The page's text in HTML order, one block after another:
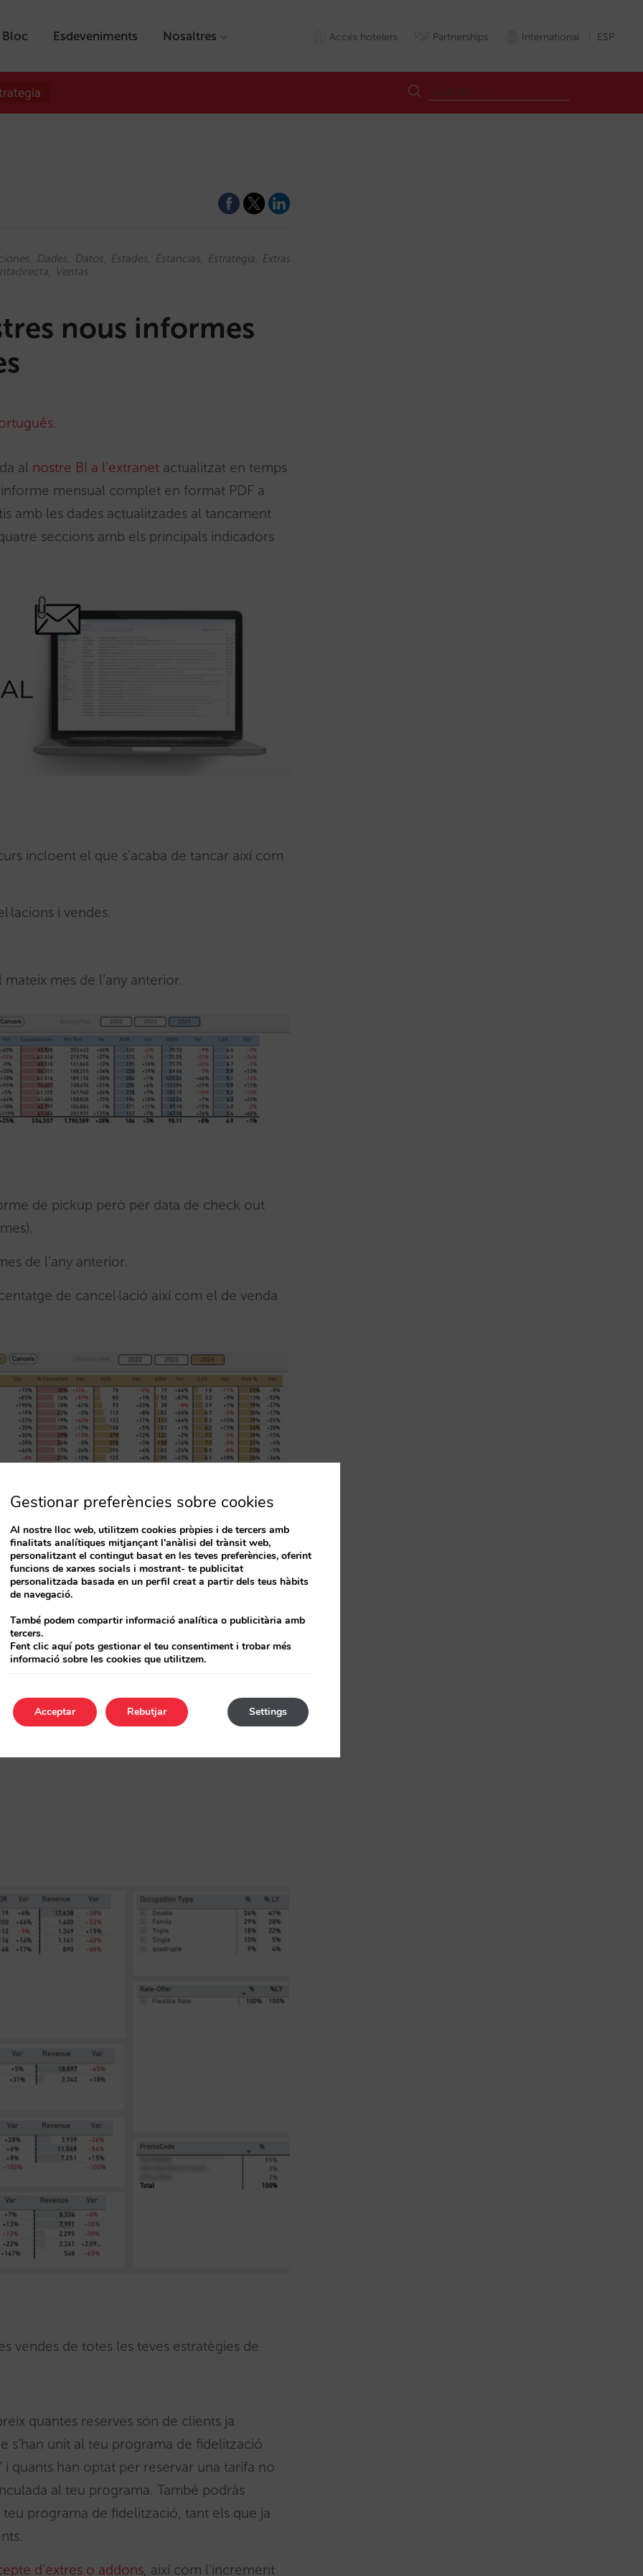
Bloc Esdeveniments Nosaltres Accés hotelers Partnerships International ESP
Dades Datos Estades Estancias Estrategia Extras
Ventas
nous informes
.
al nostre BI a l’extranet actualitzat en temps
mensual complet en format PDF a
amb les dades actualitzades al tancament
seccions amb els principals indicadors
incloent el que s’acaba de tancar així com
i vendes.
mes de l’any anterior.
de pickup però per data de check out
de l’any anterior.
de cancel·lació així com el de venda
venda directa del darrer mes, desglossem
i sempre comparant-ho amb el mateix mes
vendes de totes les teves estratègies de
quantes reserves són de clients ja
s’han unit al teu programa de fidelització
i quants han optat per reservar una tarifa no
al teu programa. També podràs
programa de fidelització, tant els que ja
d’extres o addons, així com l’increment
Gestionar preferències sobre cookies
Al nostre lloc web, utilitzem cookies pròpies i de tercers amb
finalitats analítiques mitjançant l'anàlisi del trànsit web,
personalitzant el contingut basat en les teves preferències, oferint
funcions de xarxes socials i mostrant- te publicitat
personalitzada basada en un perfil creat a partir dels teus hàbits
de navegació.
També podem compartir informació analítica o publicitària amb
tercers.
Fent clic aquí pots gestionar el teu consentiment i trobar més
informació sobre les cookies que utilitzem.
Acceptar Settings
Rebutjar